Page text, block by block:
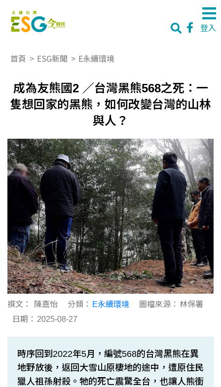
登入
首頁 > ESG新聞 > E永續環境
成為友熊國2 ／台灣黑熊568之死：一
隻想回家的黑熊，如何改變台灣的山林
與人？
撰文： 陳嘉怡 分類： E永續環境 圖檔來源： 林保署
日期： 2025-08-27
時序回到2022年5月，編號568的台灣黑熊在異
地野放後，返回大雪山原棲地的途中，遭原住民
獵人祖孫射殺。牠的死亡震驚全台，也讓人熊衝